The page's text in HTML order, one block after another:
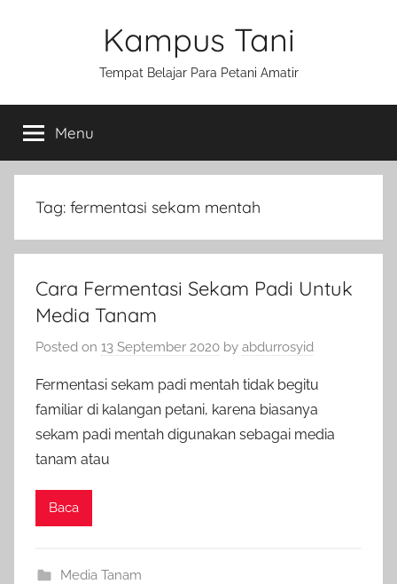
Kampus Tani
Tempat Belajar Para Petani Amatir
Menu
Tag: fermentasi sekam mentah
Cara Fermentasi Sekam Padi Untuk
Media Tanam
Posted on 13 September 2020 by abdurrosyid
Fermentasi sekam padi mentah tidak begitu
familiar di kalangan petani, karena biasanya
sekam padi mentah digunakan sebagai media
tanam atau
Baca
Media Tanam